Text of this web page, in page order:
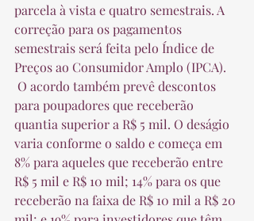
parcela à vista e quatro semestrais. A
correção para os pagamentos
semestrais será feita pelo Índice de
Preços ao Consumidor Amplo (IPCA).
para poupadores que receberão
quantia superior a R$ 5 mil. O deságio
varia conforme o saldo e começa em
8% para aqueles que receberão entre
R$ 5 mil e R$ 10 mil; 14% para os que
receberão na faixa de R$ 10 mil a R$ 20